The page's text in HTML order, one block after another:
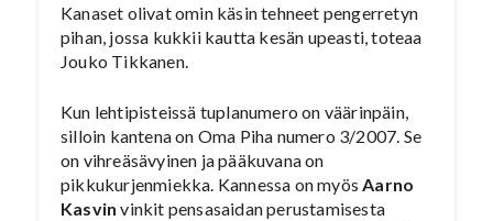
Kanaset olivat omin käsin tehneet pengerretyn
pihan, jossa kukkii kautta kesän upeasti, toteaa
Jouko Tikkanen.
Kun lehtipisteissä tuplanumero on väärinpäin,
silloin kantena on Oma Piha numero 3/2007. Se
on vihreäsävyinen ja pääkuvana on
pikkukurjenmiekka. Kannessa on myösAarno
Kasvin vinkit pensasaidan perustamisesta